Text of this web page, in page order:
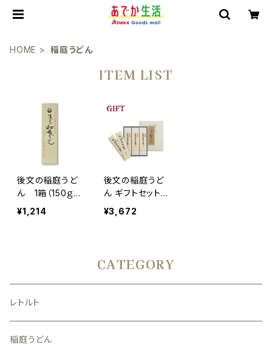
HOME 稲庭うどん
ITEM LIST
後文の稲庭うど
ん 1箱（150ｇ×
2束入り）
¥1,214
後文の稲庭うど
ん ギフトセット 1
箱 150g×2束×3
箱(900g）
¥3,672
CATEGORY
レトルト
稲庭うどん